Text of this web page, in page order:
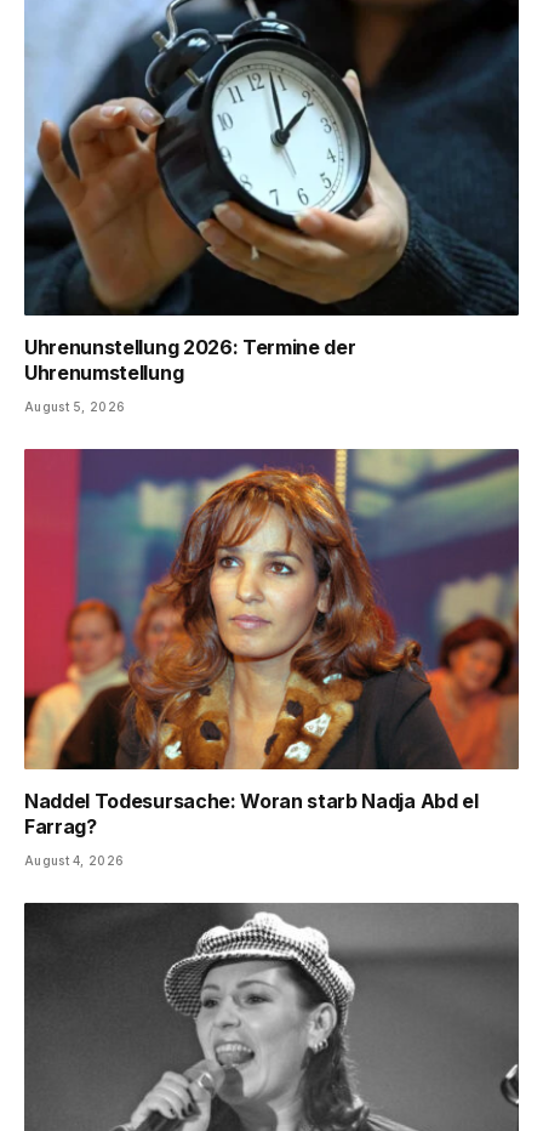
Uhrenunstellung 2026: Termine der
Uhrenumstellung
August 5, 2026
Naddel Todesursache: Woran starb Nadja Abd el
Farrag?
August 4, 2026